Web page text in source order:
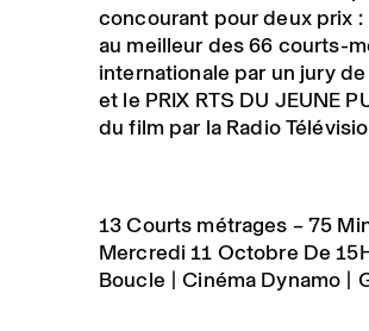
concourant pour deux prix :
au meilleur des 66 courts-
internationale par un jury
et le PRIX RTS DU JEUNE
du film par la Radio
13 Courts métrages – 75
Mercredi 11 Octobre De
Boucle | Cinéma Dynamo |